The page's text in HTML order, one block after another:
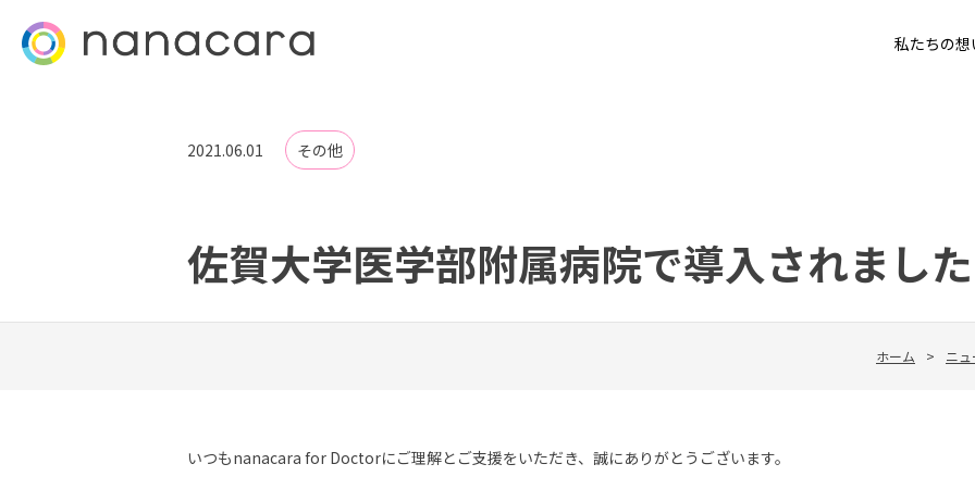
私たちの想
2021.06.01 その他
佐賀大学医学部附属病院で導入されました
ホーム > ニュ
いつもnanacara for Doctorにご理解とご支援をいただき、誠にありがとうございます。